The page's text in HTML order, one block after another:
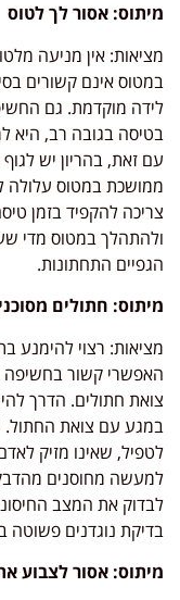
מיתוס: אסור לך לטוס
מציאות: אין מניעה
במטוס אינם קשורים
לידה מוקדמת. גם
בטיסה בגובה רב, היא
עם זאת, בהריון יש
ממושכת במטוס עלולה
צריכה להקפיד בזמן
ולהתהלך במטוס מדי
הגפיים התחתונות.
מיתוס: חתולים
מציאות: רצוי להימנע
האפשרי קשור בחשיפה
צואת חתולים. הדרך
במגע עם צואת החתול.
לטפיל, שאינו מזיק
למעשה מחוסנים
לבדוק את המצב
בדיקת נוגדנים פשוטה
מיתוס: אסור לצבוע